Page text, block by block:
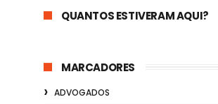
QUANTOS ESTIVERAM AQUI?
MARCADORES
ADVOGADOS